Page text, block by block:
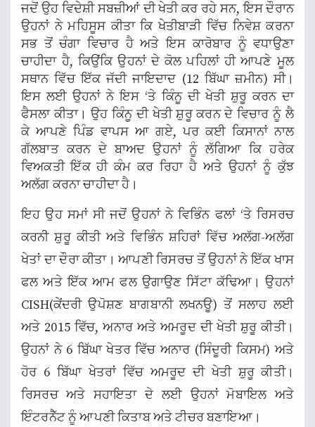
ਜਦੋਂ ਉਹ ਵਿਦੇਸ਼ੀ ਸਬਜ਼ੀਆਂ ਦੀ ਖੇਤੀ ਕਰ ਰਹੇ ਸਨ, ਇਸ ਦੌਰਾਨ
ਉਹਨਾਂ ਨੇ ਮਹਿਸੂਸ ਕੀਤਾ ਕਿ ਖੇਤੀਬਾੜੀ ਵਿੱਚ ਨਿਵੇਸ਼ ਕਰਨਾ
ਸਭ ਤੋਂ ਚੰਗਾ ਵਿਚਾਰ ਹੈ ਅਤੇ ਇਸ ਕਾਰੋਬਾਰ ਨੂੰ ਵਧਾਉਣਾ
ਚਾਹੀਦਾ ਹੈ, ਕਿਉਂਕਿ ਉਹਨਾਂ ਦੇ ਕੋਲ ਪਹਿਲਾਂ ਹੀ ਆਪਣੇ ਮੂਲ
ਸਥਾਨ ਵਿੱਚ ਇੱਕ ਜੱਦੀ ਜਾਇਦਾਦ (12 ਬਿੱਘਾ ਜ਼ਮੀਨ) ਸੀ।
ਇਸ ਲਈ ਉਹਨਾਂ ਨੇ ਇਸ ‘ਤੇ ਕਿੰਨੂ ਦੀ ਖੇਤੀ ਸ਼ੁਰੂ ਕਰਨ ਦਾ
ਫੈਸਲਾ ਕੀਤਾ। ਉਹ ਕਿੰਨੂ ਦੀ ਖੇਤੀ ਸ਼ੁਰੂ ਕਰਨ ਦੇ ਵਿਚਾਰ ਨੂੰ ਲੈ
ਕੇ ਆਪਣੇ ਪਿੰਡ ਵਾਪਸ ਆ ਗਏ, ਪਰ ਕਈ ਕਿਸਾਨਾਂ ਨਾਲ
ਗੱਲਬਾਤ ਕਰਨ ਦੇ ਬਾਅਦ ਉਹਨਾਂ ਨੂੰ ਲੱਗਿਆ ਕਿ ਹਰੇਕ
ਵਿਅਕਤੀ ਇੱਕ ਹੀ ਕੰਮ ਕਰ ਰਿਹਾ ਹੈ ਅਤੇ ਉਹਨਾਂ ਨੂੰ ਕੁੱਝ
ਅਲੱਗ ਕਰਨਾ ਚਾਹੀਦਾ ਹੈ।
ਇਹ ਉਹ ਸਮਾਂ ਸੀ ਜਦੋਂ ਉਹਨਾਂ ਨੇ ਵਿਭਿੰਨ ਫਲਾਂ ‘ਤੇ ਰਿਸਰਚ
ਕਰਨੀ ਸ਼ੁਰੂ ਕੀਤੀ ਅਤੇ ਵਿਭਿੰਨ ਸ਼ਹਿਰਾਂ ਵਿੱਚ ਅਲੱਗ-ਅਲੱਗ
ਖੇਤਾਂ ਦਾ ਦੌਰਾ ਕੀਤਾ। ਆਪਣੀ ਰਿਸਰਚ ਤੋਂ ਉਹਨਾਂ ਨੇ ਇੱਕ ਖਾਸ
ਫਲ ਅਤੇ ਇੱਕ ਆਮ ਫਲ ਉਗਾਉਣ ਸਿੱਟਾ ਕੱਢਿਆ। ਉਹਨਾਂ
CISH(ਕੇਂਦਰੀ ਉਪੋਸ਼ਣ ਬਾਗਬਾਨੀ ਲਖਨਊ) ਤੋਂ ਸਲਾਹ ਲਈ
ਅਤੇ 2015 ਵਿੱਚ, ਅਨਾਰ ਅਤੇ ਅਮਰੂਦ ਦੀ ਖੇਤੀ ਸ਼ੁਰੂ ਕੀਤੀ।
ਉਹਨਾਂ ਨੇ 6 ਬਿੱਘਾ ਖੇਤਰ ਵਿੱਚ ਅਨਾਰ (ਸਿੰਦੂਰੀ ਕਿਸਮ) ਅਤੇ
ਹੋਰ 6 ਬਿੱਘਾ ਖੇਤਰਾਂ ਵਿੱਚ ਅਮਰੂਦ ਦੀ ਖੇਤੀ ਸ਼ੁਰੂ ਕੀਤੀ।
ਰਿਸਰਚ ਅਤੇ ਸਹਾਇਤਾ ਦੇ ਲਈ ਉਹਨਾਂ ਮੋਬਾਇਲ ਅਤੇ
ਇੰਟਰਨੈੱਟ ਨੂੰ ਆਪਣੀ ਕਿਤਾਬ ਅਤੇ ਟੀਚਰ ਬਣਾਇਆ।